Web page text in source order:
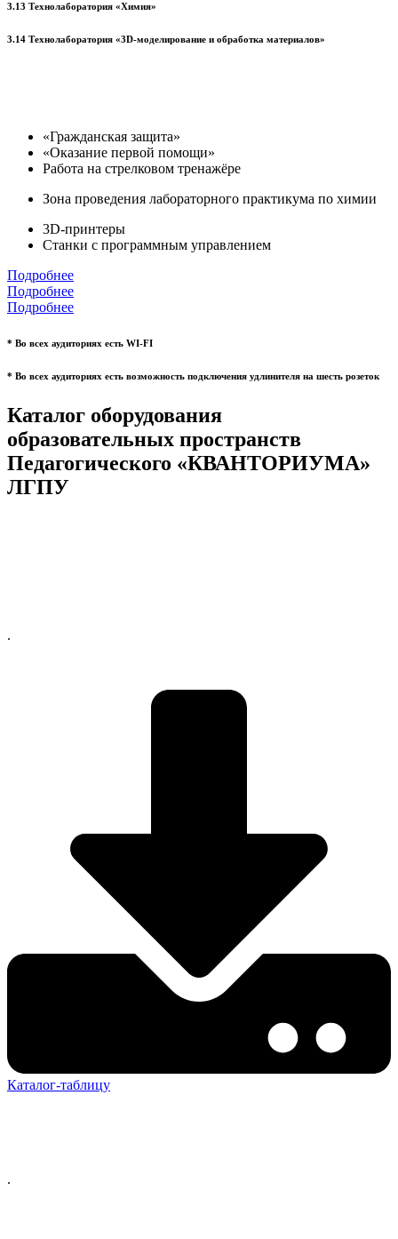
3.13 Технолаборатория «Химия»
3.14 Технолаборатория «3D-моделирование и обработка материалов»
«Гражданская защита»
«Оказание первой помощи»
Работа на стрелковом тренажёре
Зона проведения лабораторного практикума по химии
3D-принтеры
Станки с программным управлением
Подробнее
Подробнее
Подробнее
* Во всех аудиториях есть WI-FI
* Во всех аудиториях есть возможность подключения удлинителя на шесть розеток
Каталог оборудования
образовательных пространств
Педагогического «КВАНТОРИУМА»
ЛГПУ
.
Каталог-таблицу
.